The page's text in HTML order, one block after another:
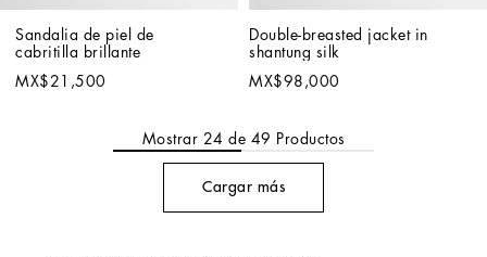
Sandalia de piel de
cabritilla brillante
MX$21,500
Double-breasted jacket in
shantung silk
MX$98,000
Mostrar 24 de 49 Productos
Cargar más